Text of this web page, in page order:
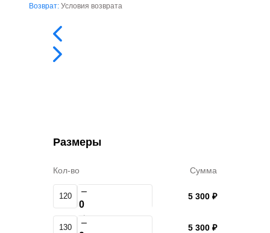
Размеры
Кол-во Сумма
120 –
+
5 300 ₽
130 – 5 300 ₽
Возврат: Условия возврата